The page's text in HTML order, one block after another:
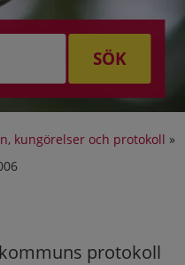
SÖK
kungörelser och protokoll »
protokoll